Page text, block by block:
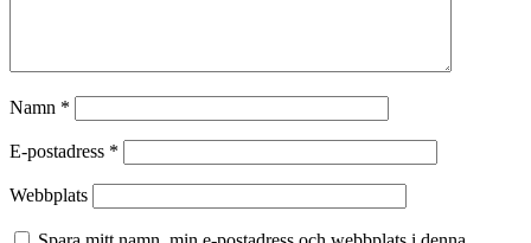
Namn *
E-postadress *
Webbplats